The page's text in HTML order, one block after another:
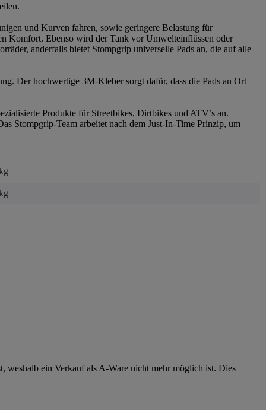
und Kurven fahren, sowie geringere Belastung für
Komfort. Ebenso wird der Tank vor Umwelteinflüssen oder
anderfalls bietet Stompgrip universelle Pads an, die auf alle
Der hochwertige 3M-Kleber sorgt dafür, dass die Pads an Ort
Produkte für Streetbikes, Dirtbikes und ATV’s an.
Stompgrip-Team arbeitet nach dem Just-In-Time Prinzip, um
weshalb ein Verkauf als A-Ware nicht mehr möglich ist. Dies